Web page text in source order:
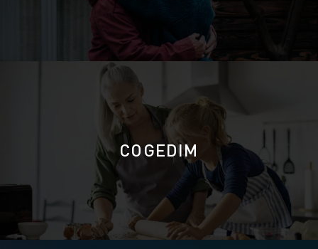
COGEDIM
Aucune reproduction, représentation ou utilisation
quelconque de ces photos et films ne peut être faite par
les utilisateurs du site sans l’accord écrit préalable de
l’Agence. Toute utilisation, même partielle de ces
documents, en violation de l’obligation précitée, expose
son auteur à des poursuites judiciaires.
Des liens hypertextes présents sur le site de l’Agence
Belle permettent l’accès à d’autres sites sur lesquels
Agence n’exerce aucun contrôle. La responsabilité de
l’Agence ne saurait en aucun cas être engagée en cas de
préjudice causé par le contenu d’un ou plusieurs des
sites rattachés par un lien hypertexte.
Il appartient aux internautes de prendre toutes les
mesures appropriées pour la protection de leur
matériel, données ou logiciels informatiques
notamment contre les virus informatiques circulant sur
le réseau. L’Agence ne saurait en aucun cas être tenue
responsable des dommages causés par un virus lors de